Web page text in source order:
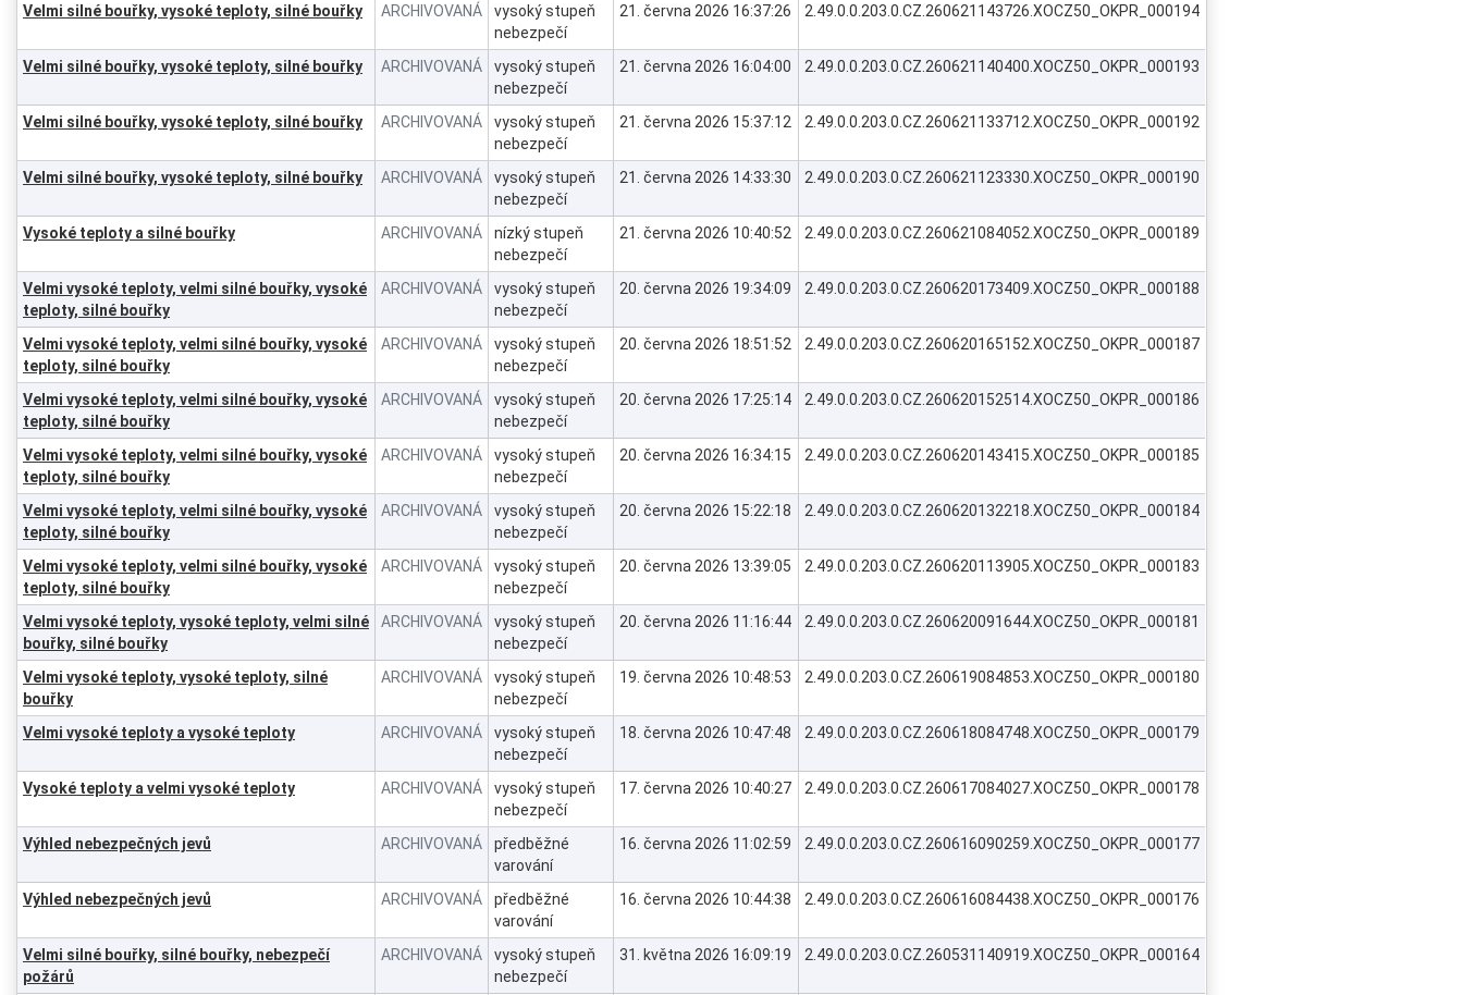
Velmi silné bouřky, vysoké teploty, silné bouřky ARCHIVOVANÁ
vysoký stupeň
nebezpečí
21. června 2026 16:37:26 2.49.0.0.203.0.CZ.260621143726.XOCZ50_OKPR_000194
Velmi silné bouřky, vysoké teploty, silné bouřky ARCHIVOVANÁ
vysoký stupeň
nebezpečí
21. června 2026 16:04:00 2.49.0.0.203.0.CZ.260621140400.XOCZ50_OKPR_000193
Velmi silné bouřky, vysoké teploty, silné bouřky ARCHIVOVANÁ
vysoký stupeň
nebezpečí
21. června 2026 15:37:12 2.49.0.0.203.0.CZ.260621133712.XOCZ50_OKPR_000192
Velmi silné bouřky, vysoké teploty, silné bouřky ARCHIVOVANÁ
vysoký stupeň
nebezpečí
21. června 2026 14:33:30 2.49.0.0.203.0.CZ.260621123330.XOCZ50_OKPR_000190
Vysoké teploty a silné bouřky ARCHIVOVANÁ
nízký stupeň
nebezpečí
21. června 2026 10:40:52 2.49.0.0.203.0.CZ.260621084052.XOCZ50_OKPR_000189
Velmi vysoké teploty, velmi silné bouřky, vysoké
teploty, silné bouřky
ARCHIVOVANÁ
vysoký stupeň
nebezpečí
20. června 2026 19:34:09 2.49.0.0.203.0.CZ.260620173409.XOCZ50_OKPR_000188
Velmi vysoké teploty, velmi silné bouřky, vysoké
teploty, silné bouřky
ARCHIVOVANÁ
vysoký stupeň
nebezpečí
20. června 2026 18:51:52 2.49.0.0.203.0.CZ.260620165152.XOCZ50_OKPR_000187
Velmi vysoké teploty, velmi silné bouřky, vysoké
teploty, silné bouřky
ARCHIVOVANÁ
vysoký stupeň
nebezpečí
20. června 2026 17:25:14 2.49.0.0.203.0.CZ.260620152514.XOCZ50_OKPR_000186
Velmi vysoké teploty, velmi silné bouřky, vysoké
teploty, silné bouřky
ARCHIVOVANÁ
vysoký stupeň
nebezpečí
20. června 2026 16:34:15 2.49.0.0.203.0.CZ.260620143415.XOCZ50_OKPR_000185
Velmi vysoké teploty, velmi silné bouřky, vysoké
teploty, silné bouřky
ARCHIVOVANÁ
vysoký stupeň
nebezpečí
20. června 2026 15:22:18 2.49.0.0.203.0.CZ.260620132218.XOCZ50_OKPR_000184
Velmi vysoké teploty, velmi silné bouřky, vysoké
teploty, silné bouřky
ARCHIVOVANÁ
vysoký stupeň
nebezpečí
20. června 2026 13:39:05 2.49.0.0.203.0.CZ.260620113905.XOCZ50_OKPR_000183
Velmi vysoké teploty, vysoké teploty, velmi silné
bouřky, silné bouřky
ARCHIVOVANÁ
vysoký stupeň
nebezpečí
20. června 2026 11:16:44 2.49.0.0.203.0.CZ.260620091644.XOCZ50_OKPR_000181
Velmi vysoké teploty, vysoké teploty, silné
bouřky
ARCHIVOVANÁ
vysoký stupeň
nebezpečí
19. června 2026 10:48:53 2.49.0.0.203.0.CZ.260619084853.XOCZ50_OKPR_000180
Velmi vysoké teploty a vysoké teploty ARCHIVOVANÁ
vysoký stupeň
nebezpečí
18. června 2026 10:47:48 2.49.0.0.203.0.CZ.260618084748.XOCZ50_OKPR_000179
Vysoké teploty a velmi vysoké teploty ARCHIVOVANÁ
vysoký stupeň
nebezpečí
17. června 2026 10:40:27 2.49.0.0.203.0.CZ.260617084027.XOCZ50_OKPR_000178
Výhled nebezpečných jevů ARCHIVOVANÁ
předběžné
varování
16. června 2026 11:02:59 2.49.0.0.203.0.CZ.260616090259.XOCZ50_OKPR_000177
Výhled nebezpečných jevů ARCHIVOVANÁ
předběžné
varování
16. června 2026 10:44:38 2.49.0.0.203.0.CZ.260616084438.XOCZ50_OKPR_000176
Velmi silné bouřky, silné bouřky, nebezpečí
požárů
ARCHIVOVANÁ
vysoký stupeň
nebezpečí
31. května 2026 16:09:19 2.49.0.0.203.0.CZ.260531140919.XOCZ50_OKPR_000164